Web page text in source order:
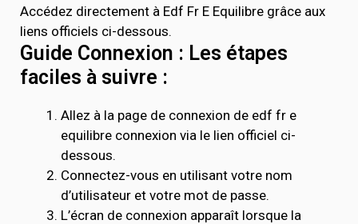
Accédez directement à Edf Fr E Equilibre grâce aux
liens officiels ci-dessous.
Guide Connexion : Les étapes
faciles à suivre :
Allez à la page de connexion de edf fr e
equilibre connexion via le lien officiel ci-
dessous.
Connectez-vous en utilisant votre nom
d’utilisateur et votre mot de passe.
L’écran de connexion apparaît lorsque la